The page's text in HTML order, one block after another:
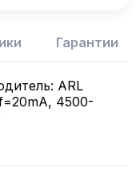
Гарантии
ARL
4500-